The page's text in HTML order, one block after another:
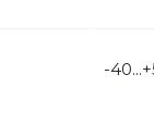
-